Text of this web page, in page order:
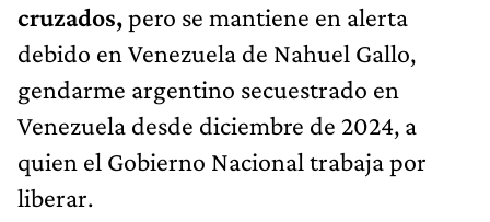
cruzados,pero se mantiene en alerta
debido en Venezuela de Nahuel Gallo,
gendarme argentino secuestrado en
Venezuela desde diciembre de 2024, a
quien el Gobierno Nacional trabaja por
liberar.